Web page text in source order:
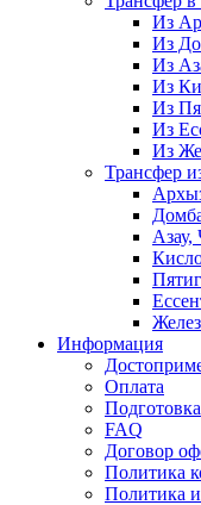
Из
Из
Из
Из
Из
Из
Из
Трансфер
Азау,
Информация
Оплата
Подготовка
FAQ
Договор
Политика
Политика